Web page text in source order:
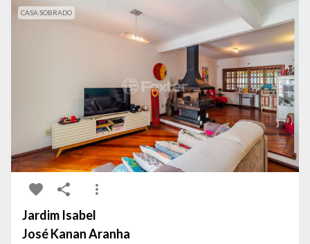
CASA SOBRADO
Jardim Isabel
José Kanan Aranha